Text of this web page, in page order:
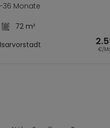
Monate
72 m²
€/